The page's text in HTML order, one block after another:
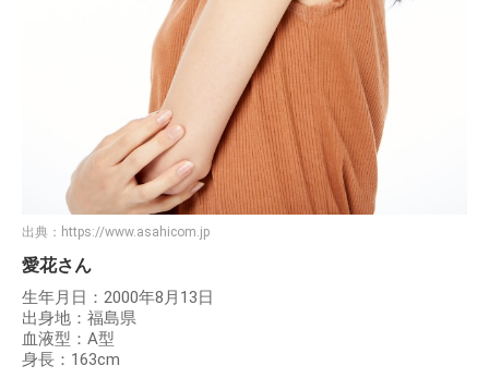
出典： https://www.asahicom.jp
愛花さん
生年月日：2000年8月13日
出身地：福島県
血液型：A型
身長：163cm